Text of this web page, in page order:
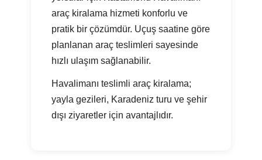
araç kiralama hizmeti konforlu ve
pratik bir çözümdür. Uçuş saatine göre
planlanan araç teslimleri sayesinde
hızlı ulaşım sağlanabilir.
Havalimanı teslimli araç kiralama;
yayla gezileri, Karadeniz turu ve şehir
dışı ziyaretler için avantajlıdır.